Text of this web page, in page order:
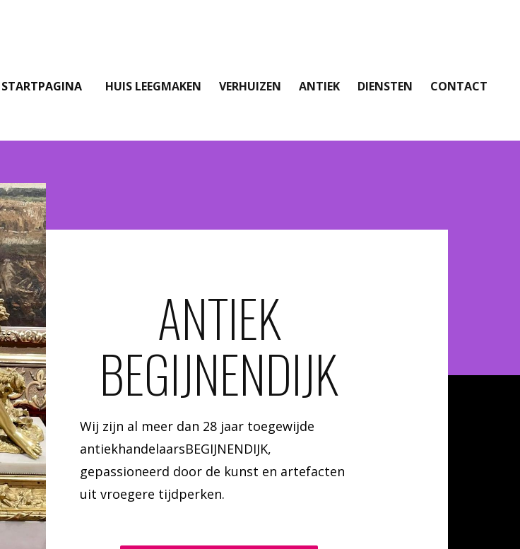
STARTPAGINA HUIS LEEGMAKEN VERHUIZEN ANTIEK DIENSTEN CONTACT
ANTIEK
BEGIJNENDIJK
Wij zijn al meer dan 28 jaar toegewijde
antiekhandelaarsBEGIJNENDIJK,
gepassioneerd door de kunst en artefacten
uit vroegere tijdperken.